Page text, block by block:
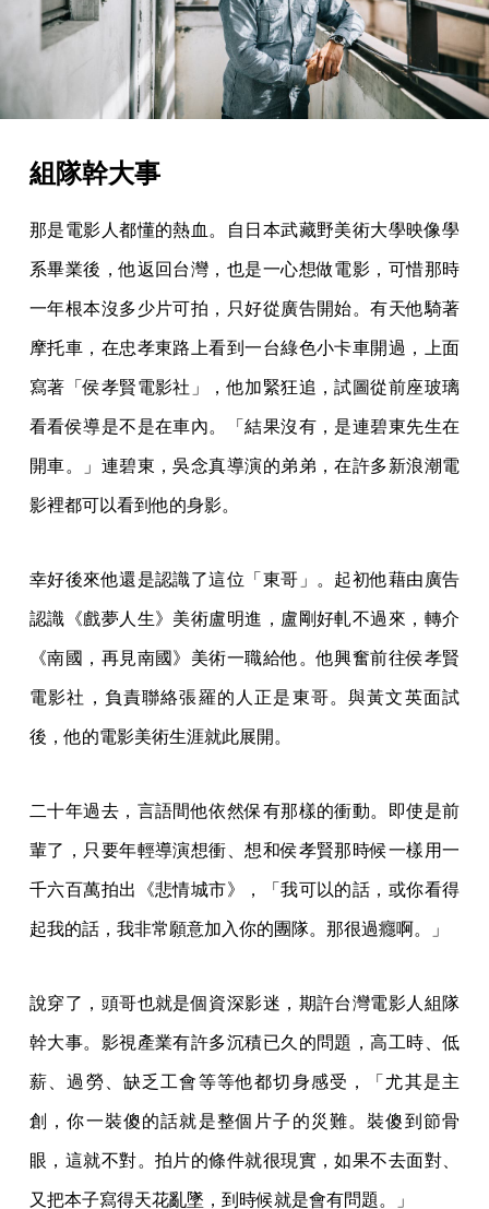
組隊幹大事
那是電影人都懂的熱血。自日本武藏野美術大學映像學
系畢業後，他返回台灣，也是一心想做電影，可惜那時
一年根本沒多少片可拍，只好從廣告開始。有天他騎著
摩托車，在忠孝東路上看到一台綠色小卡車開過，上面
寫著「侯孝賢電影社」，他加緊狂追，試圖從前座玻璃
看看侯導是不是在車內。「結果沒有，是連碧東先生在
開車。」連碧東，吳念真導演的弟弟，在許多新浪潮電
影裡都可以看到他的身影。
幸好後來他還是認識了這位「東哥」。起初他藉由廣告
認識《戲夢人生》美術盧明進，盧剛好軋不過來，轉介
《南國，再見南國》美術一職給他。他興奮前往侯孝賢
電影社，負責聯絡張羅的人正是東哥。與黃文英面試
後，他的電影美術生涯就此展開。
二十年過去，言語間他依然保有那樣的衝動。即使是前
輩了，只要年輕導演想衝、想和侯孝賢那時候一樣用一
千六百萬拍出《悲情城市》，「我可以的話，或你看得
起我的話，我非常願意加入你的團隊。那很過癮啊。」
說穿了，頭哥也就是個資深影迷，期許台灣電影人組隊
幹大事。影視產業有許多沉積已久的問題，高工時、低
薪、過勞、缺乏工會等等他都切身感受，「尤其是主
創，你一裝傻的話就是整個片子的災難。裝傻到節骨
眼，這就不對。拍片的條件就很現實，如果不去面對、
又把本子寫得天花亂墜，到時候就是會有問題。」